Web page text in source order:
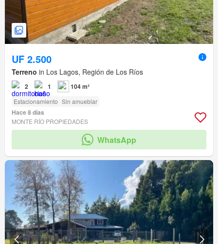
UF 2.500
Terreno in Los Lagos, Región de Los Ríos
2 1 104 m²
Estacionamiento Sin amueblar
Hace 8 días
MONTE RÍO PROPIEDADES
WhatsApp